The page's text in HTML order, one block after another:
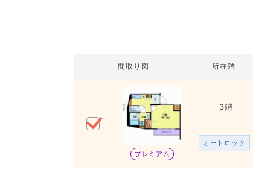
間取り図 所在階
プレミアム
3階
オートロック